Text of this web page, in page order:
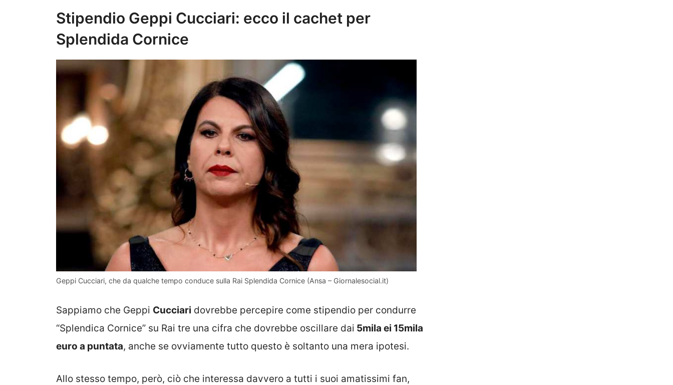
Stipendio Geppi Cucciari: ecco il cachet per
Splendida Cornice
Geppi Cucciari, che da qualche tempo conduce sulla Rai Splendida Cornice (Ansa – Giornalesocial.it)
Sappiamo che Geppi Cucciari dovrebbe percepire come stipendio per condurre
“Splendica Cornice” su Rai tre una cifra che dovrebbe oscillare dai 5mila ei 15mila
euro a puntata, anche se ovviamente tutto questo è soltanto una mera ipotesi.
Allo stesso tempo, però, ciò che interessa davvero a tutti i suoi amatissimi fan,